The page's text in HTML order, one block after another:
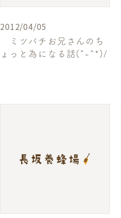
2012/04/05
ミツバチお兄さんのち
ょっと為になる話(^-^*)/